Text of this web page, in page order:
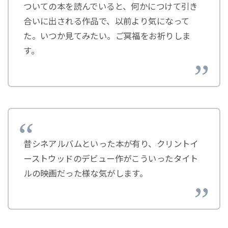
ついての本を読んでいると、何かにつけて引き
合いに出される作品で、以前より気になって
た。いつか見てみたい。ご冥福をお祈りしま
す。
昔シネアルバムといった本が有り、クリントイ
ーストウッドのデビュー作がこういったタイト
ルの映画だった様な気がします。